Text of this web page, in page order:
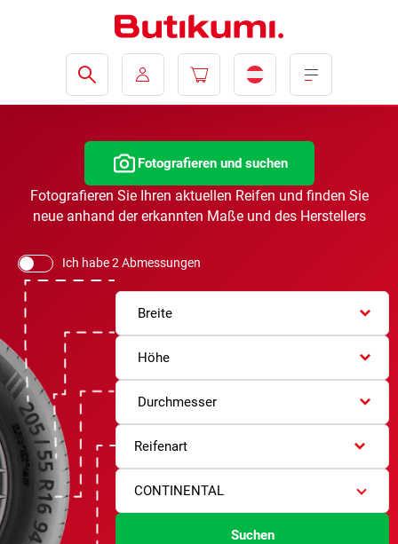
Fotografieren und suchen
Fotografieren Sie Ihren aktuellen Reifen und finden Sie
neue anhand der erkannten Maße und des Herstellers
Ich habe 2 Abmessungen
Breite
Höhe
Durchmesser
Reifenart
CONTINENTAL
Suchen